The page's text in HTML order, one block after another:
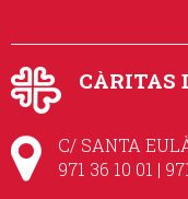
CÀRITAS
C/ SANTA
971 36 10 01 |